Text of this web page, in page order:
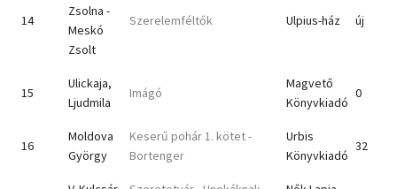
14
Zsolna -
Meskó
Zsolt
Szerelemféltők Ulpius-ház új
15
Ulickaja,
Ljudmila
Imágó
Magvető
Könyvkiadó
0
16
Moldova
György
Keserű pohár 1. kötet -
Bortenger
Urbis
Könyvkiadó
32